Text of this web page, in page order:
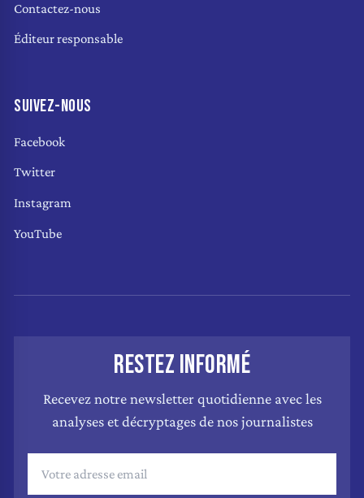
Contactez-nous
Éditeur responsable
SUIVEZ-NOUS
Facebook
Twitter
Instagram
YouTube
RESTEZ INFORMÉ
Recevez notre newsletter quotidienne avec les
analyses et décryptages de nos journalistes